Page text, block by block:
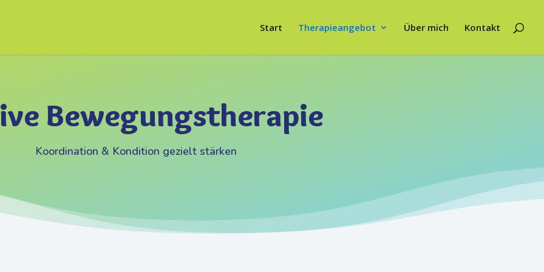
Start Therapieangebot Über mich Kontakt
Bewegungstherapie
Koordination & Kondition gezielt stärken